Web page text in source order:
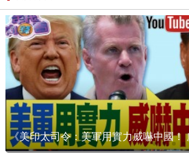
《美印太司令：美軍用實力威嚇中國！